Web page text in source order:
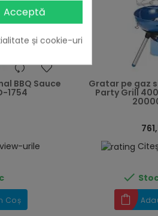
heart
BBQ Sauce
1754
urile
Coș
Gratar pe gaz
Party Grill

Acceptă
și cookie-uri